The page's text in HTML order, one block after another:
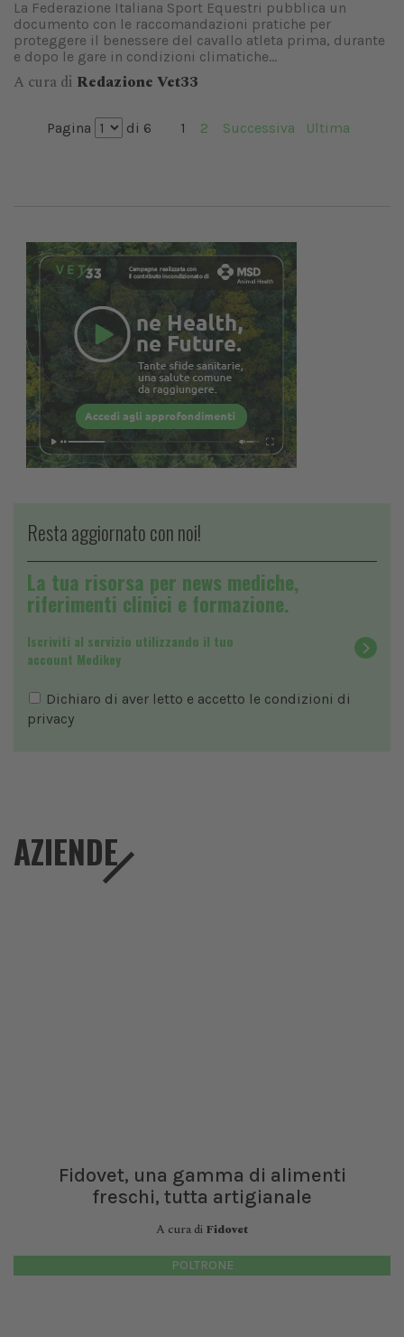
La Federazione Italiana Sport Equestri pubblica un
documento con le raccomandazioni pratiche per
proteggere il benessere del cavallo atleta prima, durante
e dopo le gare in condizioni climatiche...
A cura di Redazione Vet33
Pagina di 6 1 2 Successiva Ultima
Resta aggiornato con noi!
La tua risorsa per news mediche,
riferimenti clinici e formazione.
Iscriviti al servizio utilizzando il tuo
account Medikey
Dichiaro di aver letto e accetto le condizioni di
privacy
AZIENDE
Fidovet, una gamma di alimenti
freschi, tutta artigianale
A cura di Fidovet
POLTRONE